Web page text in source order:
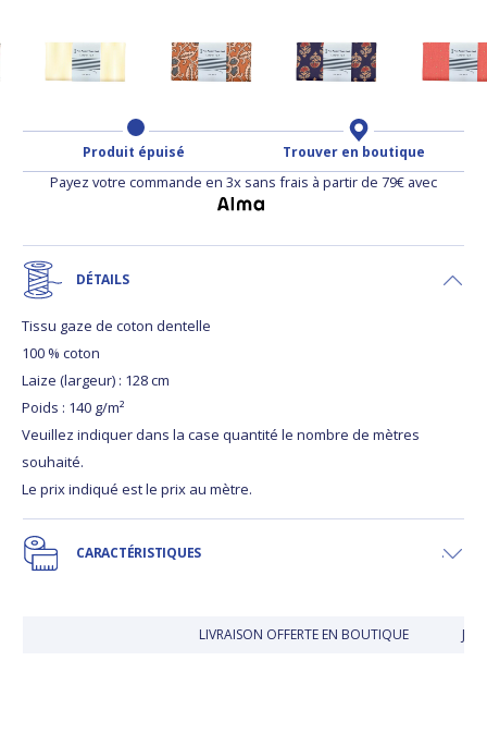
Produit épuisé Trouver en boutique
Payez votre commande en 3x sans frais à partir de 79€ avec
DÉTAILS
Tissu gaze de coton dentelle
100 % coton
Laize (largeur) : 128 cm
Poids : 140 g/m²
Veuillez indiquer dans la case quantité le nombre de mètres
souhaité.
Le prix indiqué est le prix au mètre.
CARACTÉRISTIQUES
LIVRAISON OFFERTE EN BOUTIQUE